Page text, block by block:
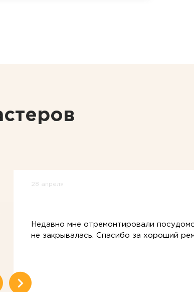
28 апреля
Недавно мне отремонтировали
не закрывалась. Спасибо за хороший